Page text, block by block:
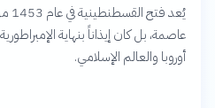
عاصمة، بل كان إيذاناً بنهاية
أوروبا والعالم الإسلامي.